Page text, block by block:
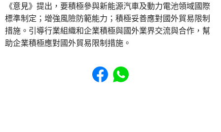
《意見》提出，要積極參與新能源汽車及動力電池領域國際
標準制定；增強風險防範能力；積極妥善應對國外貿易限制
措施。引導行業組織和企業積極與國外業界交流與合作，幫
助企業積極應對國外貿易限制措施。
Share to Facebook
Share to WhatsApp